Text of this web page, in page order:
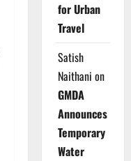
for Urban
Travel
Satish
Naithani on
GMDA
Announces
Temporary
Water